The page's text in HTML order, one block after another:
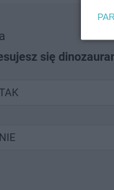
się
NIE